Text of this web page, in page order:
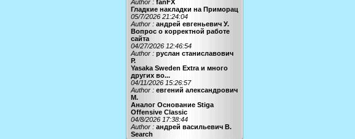
Author : fanFX
Гладкие накладки на Приморац
05/7/2026 21:24:04
Author : андрей евгеньевич У.
Вопрос о корректной работе
сайта
04/27/2026 12:46:54
Author : руслан станиславович
Р.
Yasaka Sweden Extra и много
других во...
04/11/2026 15:26:57
Author : евгений александрович
М.
Аналог Основание Stiga
Offensive Classic
04/8/2026 17:38:44
Author : андрей васильевич В.
Search